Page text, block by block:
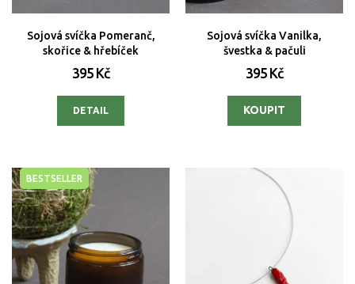
Sojová svíčka Pomeranč,
skořice & hřebíček
395 Kč
DETAIL
Sojová svíčka Vanilka,
švestka & pačuli
395 Kč
BESTSELLER